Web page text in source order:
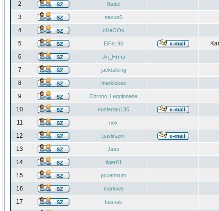
2 Badel
3 nexus6
4 cHaOOs
5 EiFeL96
6
Jiri_Hrma
7 jacktalking
8 marklukes
9 Chrono_Leggionaire
10 nosferatu135
11 nox
12 pavlinaxx
13 Jaso
14 tiger01
15 pccentrum
16 marlowe
17 husnak